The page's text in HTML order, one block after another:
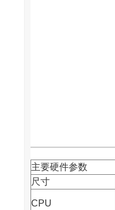
主要硬件参数
尺寸
CPU